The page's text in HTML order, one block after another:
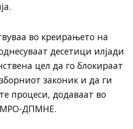
во креирањето на
десетици илјади
цел да го блокираат
законик и да ги
процеси, додаваат во
ДПМНЕ.